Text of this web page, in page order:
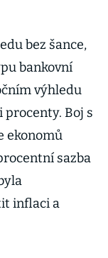
bez šance,
bankovní
výhledu
procenty. Boj s
ekonomů
sazba
inflaci a